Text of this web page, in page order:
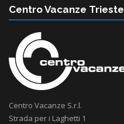
Centro Vacanze Trieste
Centro Vacanze S.r.l.
Strada per i Laghetti 1